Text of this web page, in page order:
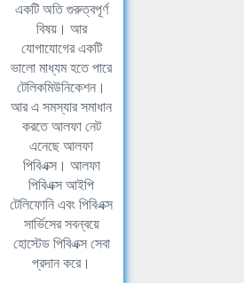
একটি অতি গুরুত্বপূর্ণ
বিষয়। আর
যোগাযোগের একটি
ভালো মাধ্যম হতে পারে
টেলিকমিউনিকেশন।
আর এ সমস্যার সমাধান
করতে আলফা নেট
এনেছে আলফা
পিবিএক্স। আলফা
পিবিএক্স আইপি
টেলিফোনি এবং পিবিএক্স
সার্ভিসের সবন্বয়ে
হোস্টেড পিবিএক্স সেবা
প্রদান করে।